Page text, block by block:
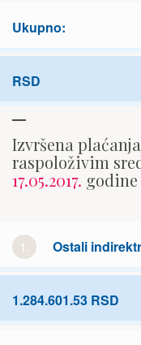
Ukupno:
RSD
Izvršena
raspoloživim
17.05.2017. godine
1. Ostali
1.284.601.53 RSD